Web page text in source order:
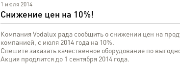
1 июля 2014
Снижение цен на 10%!
Компания Vodalux рада сообщить о снижении цен на
компанией, с июля 2014 года на 10%.
Спешите заказать качественное оборудование по
Акция продлится до 1 сентября 2014 года.